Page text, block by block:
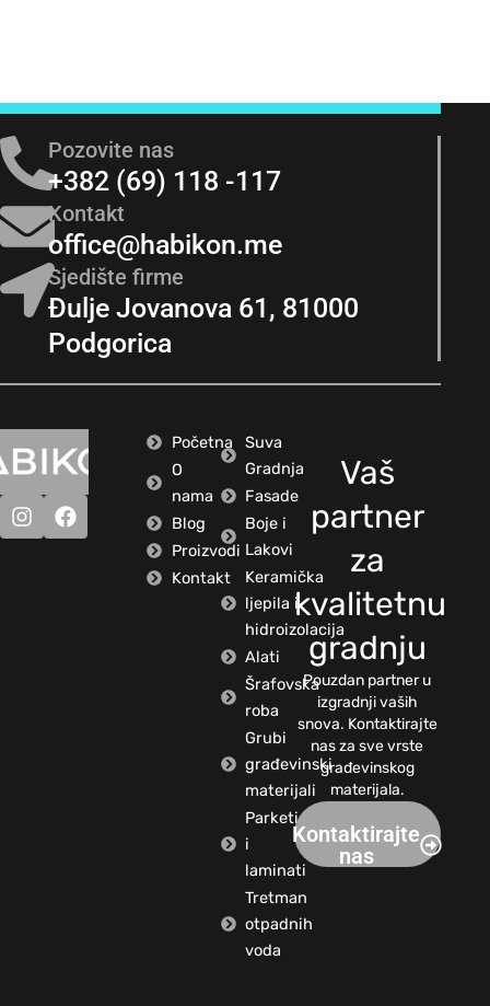
Pozovite nas
+382 (69) 118 -117
Kontakt
office@habikon.me
Sjedište firme
Đulje Jovanova 61, 81000
Podgorica
Početna
O
nama
Blog
Proizvodi
Kontakt
Suva
Gradnja
Fasade
Boje i
Lakovi
Keramička
ljepila i
hidroizolacija
Alati
Šrafovska
roba
Grubi
građevinski
materijali
Parketi
i
laminati
Tretman
otpadnih
voda
Vaš
partner
za
kvalitetnu
gradnju
Pouzdan partner u
izgradnji vaših
snova. Kontaktirajte
nas za sve vrste
građevinskog
materijala.
Kontaktirajte
nas